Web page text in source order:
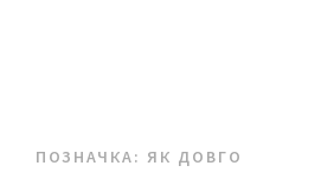
ПОЗНАЧКА: ЯК ДОВГО